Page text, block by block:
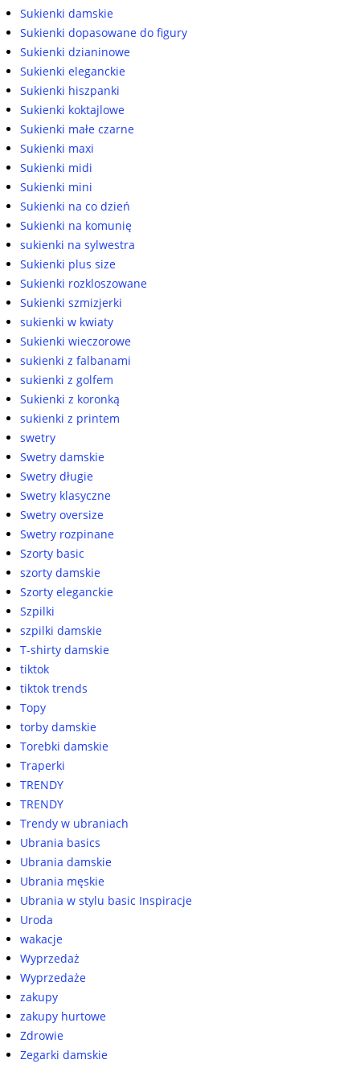
Sukienki damskie
Sukienki dopasowane do figury
Sukienki dzianinowe
Sukienki eleganckie
Sukienki hiszpanki
Sukienki koktajlowe
Sukienki małe czarne
Sukienki maxi
Sukienki midi
Sukienki mini
Sukienki na co dzień
Sukienki na komunię
sukienki na sylwestra
Sukienki plus size
Sukienki rozkloszowane
Sukienki szmizjerki
sukienki w kwiaty
Sukienki wieczorowe
sukienki z falbanami
sukienki z golfem
Sukienki z koronką
sukienki z printem
swetry
Swetry damskie
Swetry długie
Swetry klasyczne
Swetry oversize
Swetry rozpinane
Szorty basic
szorty damskie
Szorty eleganckie
Szpilki
szpilki damskie
T-shirty damskie
tiktok
tiktok trends
Topy
torby damskie
Torebki damskie
Traperki
TRENDY
TRENDY
Trendy w ubraniach
Ubrania basics
Ubrania damskie
Ubrania męskie
Ubrania w stylu basic Inspiracje
Uroda
wakacje
Wyprzedaż
Wyprzedaże
zakupy
zakupy hurtowe
Zdrowie
Zegarki damskie